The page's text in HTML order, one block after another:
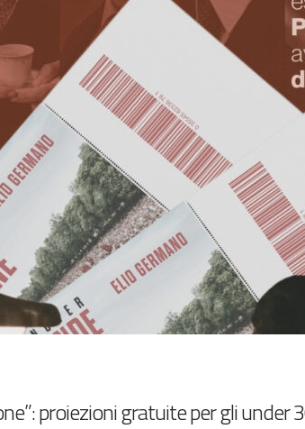
proiezioni gratuite per gli under